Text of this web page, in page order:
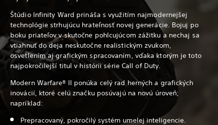
Štúdio Infinity Ward prináša s využitím najmodernejšej
technológie strhujúcu hrateľnosť novej generácie. Bojuj po
boku priateľov v skutočne pohlcujúcom zážitku a nechaj sa
vtiahnuť do deja neskutočne realistickým zvukom,
osvetlením aj grafickým spracovaním, vďaka ktorým je toto
najpokročilejší titul v histórii série Call of Duty.
Modern Warfare® II ponúka celý rad herných a grafických
inovácií, ktoré celú značku posúvajú na novú úroveň;
napríklad:
Prepracovaný, pokročilý systém umelej inteligencie.